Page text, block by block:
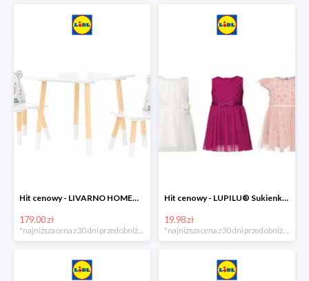
Hit cenowy - LIVARNO HOME® Stolik i 2 krzesełka dla dzieci
179.00 zł
Hit cenowy - LUPILU® Sukienka niemowlęca
19.98 zł